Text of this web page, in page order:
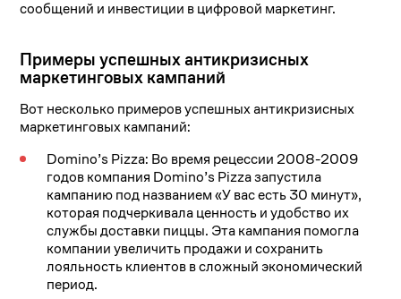
сообщений и инвестиции в цифровой маркетинг.
Примеры успешных антикризисных
маркетинговых кампаний
Вот несколько примеров успешных антикризисных
маркетинговых кампаний:
Domino’s Pizza: Во время рецессии 2008-2009
годов компания Domino’s Pizza запустила
кампанию под названием «У вас есть 30 минут»,
которая подчеркивала ценность и удобство их
службы доставки пиццы. Эта кампания помогла
компании увеличить продажи и сохранить
лояльность клиентов в сложный экономический
период.